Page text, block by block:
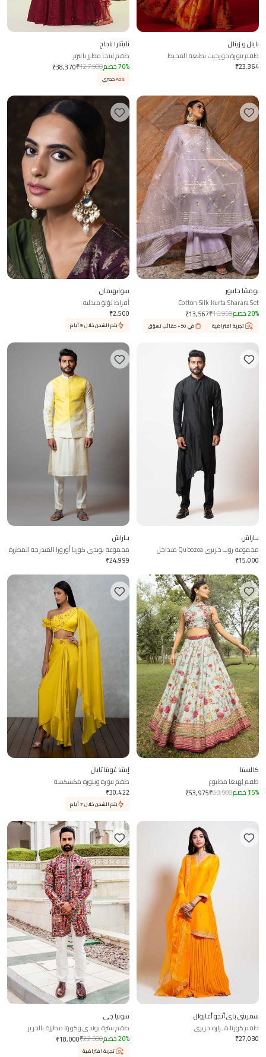
بايال و زينال
طقم تنورة جورجيت بطبعة المحيط
₹23,364
ناينتارا باجاج
طقم لينجا مطرز بالترتر
₹38,370₹127,900 70% خصم
Azaحصري
بومشا جايبور
Cotton Silk Kurta Sharara Set
₹13,567₹16,959 20% خصم
تجربة افتراضية في 50+ حقائب تسوّق
سوابهيمان
أقراط لؤلؤ متدلية
₹2,500
يتم الشحن خلال 9 أيام
بـاراش
مجموعة روب حريري Qubozoa متداخل
₹15,000
بـاراش
مجموعة بوندى كورتا أورورا المتدرجة المطرزة
₹24,999
كاليستا
طقم لِهنغا مطبوع
₹53,975₹63,500 15% خصم
إيشا غوبتا تايال
طقم تنورة وبلوزة مكشكشة
₹30,422
يتم الشحن خلال 7 أيام
سمريتي باي أنجو أغاروال
طقم كورتا شـراره حريري
₹27,030
سونيا جي
طقم سترة بوندي وكورتا مطرزة بالحرير
₹18,000₹22,500 20% خصم
تجربة افتراضية